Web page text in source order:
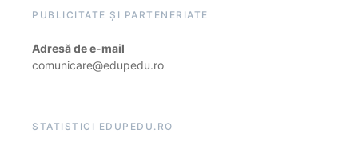
PUBLICITATE ȘI PARTENERIATE
Adresă de e-mail
comunicare@edupedu.ro
STATISTICI EDUPEDU.RO